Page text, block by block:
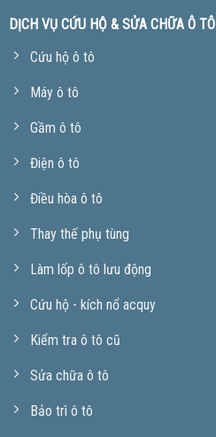
DỊCH VỤ CỨU HỘ & SỬA CHỮA Ô TÔ
Cứu hộ ô tô
Máy ô tô
Gầm ô tô
Điện ô tô
Điều hòa ô tô
Thay thế phụ tùng
Làm lốp ô tô lưu động
Cứu hộ - kích nổ acquy
Kiểm tra ô tô cũ
Sửa chữa ô tô
Bảo trì ô tô